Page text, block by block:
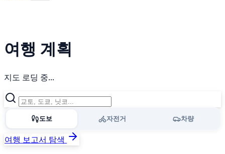
여행 계획
지도 로딩 중...
도보 자전거 차량
여행 보고서 탐색